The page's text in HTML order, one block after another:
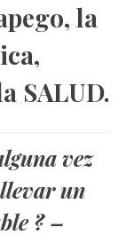
la
SALUD.
vez
un
? –